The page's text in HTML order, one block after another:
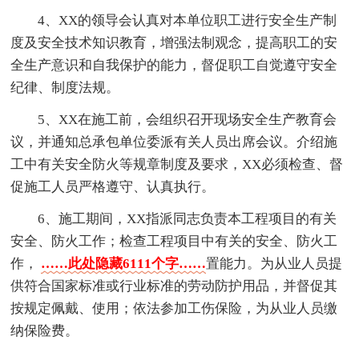
4、XX的领导会认真对本单位职工进行安全生产制
度及安全技术知识教育，增强法制观念，提高职工的安
全生产意识和自我保护的能力，督促职工自觉遵守安全
纪律、制度法规。
5、XX在施工前，会组织召开现场安全生产教育会
议，并通知总承包单位委派有关人员出席会议。介绍施
工中有关安全防火等规章制度及要求，XX必须检查、督
促施工人员严格遵守、认真执行。
6、施工期间，XX指派同志负责本工程项目的有关
安全、防火工作；检查工程项目中有关的安全、防火工
作， ……此处隐藏6111个字……置能力。为从业人员提
供符合国家标准或行业标准的劳动防护用品，并督促其
按规定佩戴、使用；依法参加工伤保险，为从业人员缴
纳保险费。